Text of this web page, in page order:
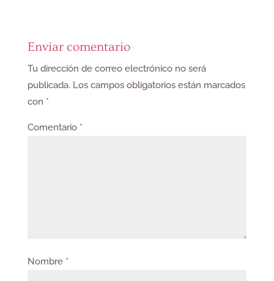
Enviar comentario
Tu dirección de correo electrónico no será
publicada. Los campos obligatorios están marcados
con *
Comentario *
Nombre *